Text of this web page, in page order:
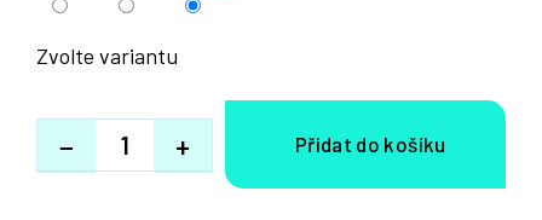
Zvolte variantu
+
−